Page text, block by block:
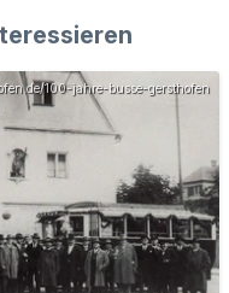
100-jahre-busse-gersthofen